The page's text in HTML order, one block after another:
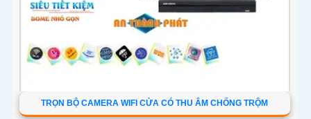
TRỌN BỘ CAMERA WIFI CỬA CÓ THU ÂM CHỐNG TRỘM